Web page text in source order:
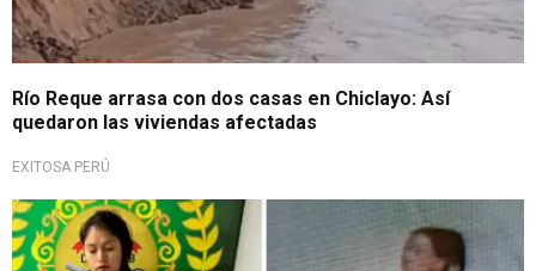
Río Reque arrasa con dos casas en Chiclayo: Así
quedaron las viviendas afectadas
EXITOSA PERÚ
Golpe a la inseguridad ciudadana